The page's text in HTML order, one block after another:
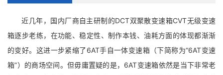
近几年，国内厂商自主研制的DCT双聚散变速箱CVT无级变速
箱逐步老练，在功能、稳定性、制作本钱、油耗方面的体现都渐渐
的变好。这进一步紧缩了6AT手自一体变速箱（下简称为“6AT变速
箱”）的商场空间。但毋庸置疑的是，6AT变速箱依然是当下非常老